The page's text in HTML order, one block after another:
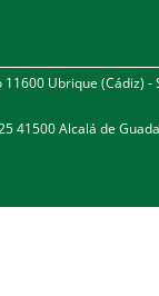
Ubrique (Cádiz) -
41500 Alcalá de